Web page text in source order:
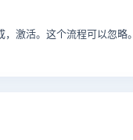
激活。这个流程可以忽略。